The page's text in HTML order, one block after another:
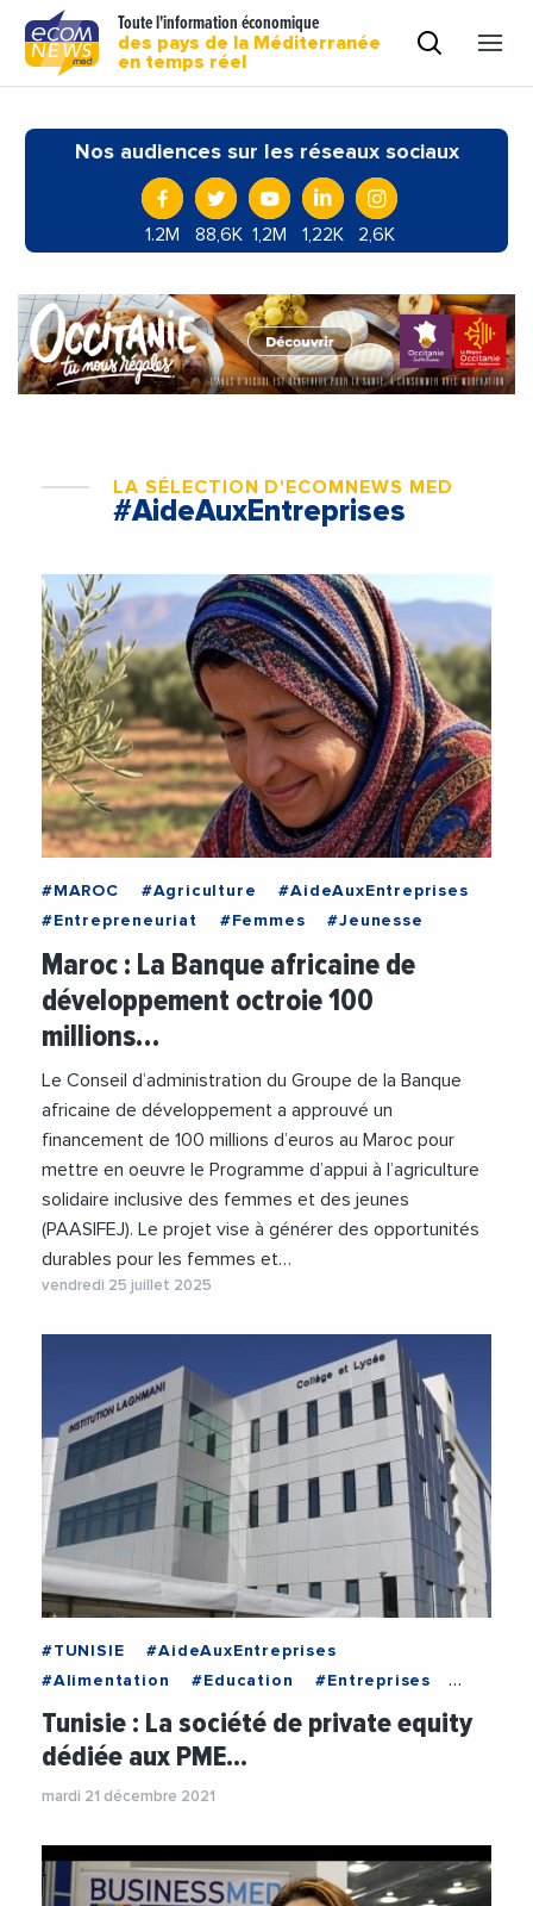
Toute l'information économique
des pays de la Méditerranée
en temps réel
Nos audiences sur les réseaux sociaux
1.2M 88,6K 1,2M 1,22K 2,6K
LA SÉLECTION D'ECOMNEWS MED
#AideAuxEntreprises
#MAROC #Agriculture
#AideAuxEntreprises
#Entrepreneuriat
#Femmes #Jeunesse
Maroc : La Banque africaine de
développement octroie 100
millions…
Le Conseil d’administration du Groupe de la Banque
africaine de développement a approuvé un
financement de 100 millions d’euros au Maroc pour
mettre en oeuvre le Programme d’appui à l’agriculture
solidaire inclusive des femmes et des jeunes
(PAASIFEJ). Le projet vise à générer des opportunités
durables pour les femmes et…
vendredi 25 juillet 2025
#TUNISIE
#AideAuxEntreprises
#Alimentation
#Education
#Entreprises
#Exportation
#Financement
#FondsDAmp039Investissements
#Investissement
#PrivateEquity
#Restauration
Tunisie : La société de private equity
dédiée aux PME…
mardi 21 décembre 2021